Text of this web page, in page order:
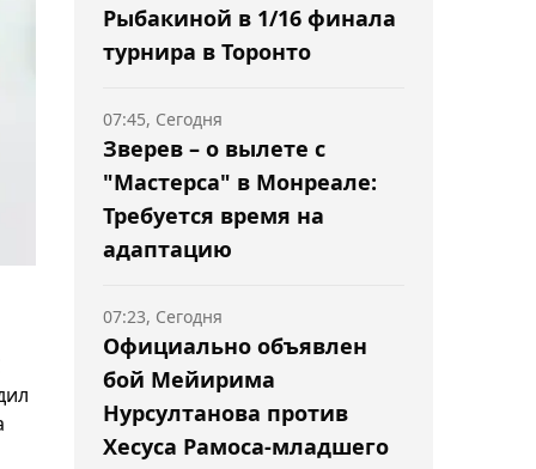
Рыбакиной в 1/16 финала
турнира в Торонто
Зверев – о вылете с
"Мастерса" в Монреале:
Требуется время на
адаптацию
07:45, Сегодня
Официально объявлен
бой Мейирима
Нурсултанова против
Хесуса Рамоса-младшего
07:23, Сегодня